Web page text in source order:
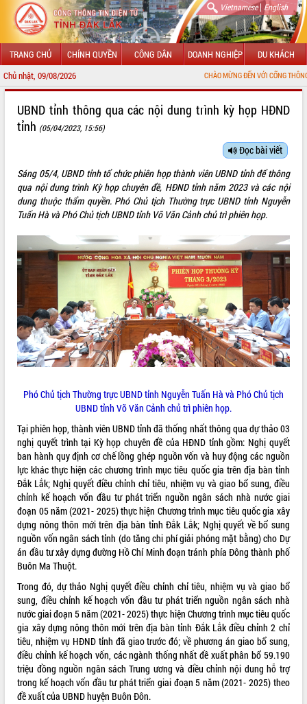
Vietnamese| English
TRANG CHỦ CHÍNH QUYỀN CÔNG DÂN DOANH NGHIỆP DU KHÁCH
Chủ nhật, 09/08/2026 CHÀO MỪNG ĐẾN VỚI CỔNG THÔNG TIN ĐIỆN TỬ
LÃNH ĐẠO UBND TỈNH
SỞ, BAN, NGÀNH
UBND CÁC XÃ, PHƯỜNG
THÔNG TIN CHỈ ĐẠO ĐIỀU HÀNH
HỆ THỐNG VĂN BẢN
VĂN BẢN HĐND TỈNH
ĐIỂM TIN VĂN BẢN
QUY HOẠCH - KẾ HOẠCH
VIDEO
Loading the player...
Trailer Lễ hội Sầu riêng Đắk Lắk năm
2026
UBND tỉnh thông qua các nội dung trình kỳ họp HĐND
tỉnh (05/04/2023, 15:56)
Đọc bài viết
Sáng 05/4, UBND tỉnh tổ chức phiên họp thành viên UBND tỉnh để thông
qua nội dung trình Kỳ họp chuyên đề, HĐND tỉnh năm 2023 và các nội
dung thuộc thẩm quyền. Phó Chủ tịch Thường trực UBND tỉnh Nguyễn
Tuấn Hà và Phó Chủ tịch UBND tỉnh Võ Văn Cảnh chủ trì phiên họp.
Phó Chủ tịch Thường trực UBND tỉnh Nguyễn Tuấn Hà và Phó Chủ tịch
UBND tỉnh Võ Văn Cảnh chủ trì phiên họp.
Tại phiên họp, thành viên UBND tỉnh đã thống nhất thông qua dự thảo 03
nghị quyết trình tại Kỳ họp chuyên đề của HĐND tỉnh gồm: Nghị quyết
ban hành quy định cơ chế lồng ghép nguồn vốn và huy động các nguồn
lực khác thực hiện các chương trình mục tiêu quốc gia trên địa bàn tỉnh
Đắk Lắk; Nghị quyết điều chỉnh chỉ tiêu, nhiệm vụ và giao bổ sung, điều
chỉnh kế hoạch vốn đầu tư phát triển nguồn ngân sách nhà nước giai
đoạn 05 năm (2021- 2025) thực hiện Chương trình mục tiêu quốc gia xây
dựng nông thôn mới trên địa bàn tỉnh Đắk Lắk; Nghị quyết về bổ sung
nguồn vốn ngân sách tỉnh (do tăng chi phí giải phóng mặt bằng) cho Dự
án đầu tư xây dựng đường Hồ Chí Minh đoạn tránh phía Đông thành phố
Buôn Ma Thuột.
Trong đó, dự thảo Nghị quyết điều chỉnh chỉ tiêu, nhiệm vụ và giao bổ
sung, điều chỉnh kế hoạch vốn đầu tư phát triển nguồn ngân sách nhà
nước giai đoạn 5 năm (2021- 2025) thực hiện Chương trình mục tiêu quốc
gia xây dựng nông thôn mới trên địa bàn tỉnh Đắk Lắk điều chỉnh 2 chỉ
tiêu, nhiệm vụ HĐND tỉnh đã giao trước đó; về phương án giao bổ sung,
điều chỉnh kế hoạch vốn, các ngành thống nhất đề xuất phân bổ 59.190
triệu đồng nguồn ngân sách Trung ương và điều chỉnh nội dung hỗ trợ
trong kế hoạch vốn đầu tư phát triển giai đoạn 5 năm (2021- 2025) theo
đề xuất của UBND huyện Buôn Đôn.